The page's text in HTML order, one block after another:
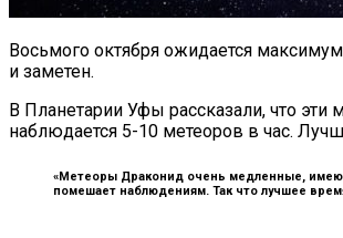
Восьмого октября ожидается
и заметен.
В Планетарии Уфы рассказали, что
наблюдается 5-10 метеоров в час.
«Метеоры Драконид очень медленные,
помешает наблюдениям. Так что лучшее